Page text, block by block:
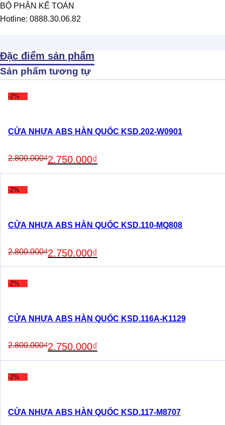
BỘ PHẬN KẾ TOÁN
Hotline: 0888.30.06.82
Đặc điểm sản phẩm
Sản phẩm tương tự
-2%
CỬA NHỰA ABS HÀN QUỐC KSD.202-W0901
2.800.000₫
price
was:
2.750.000₫
price
is:
-2%
CỬA NHỰA ABS HÀN QUỐC KSD.110-MQ808
2.800.000₫
price
was:
2.750.000₫
price
is:
-2%
CỬA NHỰA ABS HÀN QUỐC KSD.116A-K1129
2.800.000₫
price
was:
2.750.000₫
price
is:
-2%
CỬA NHỰA ABS HÀN QUỐC KSD.117-M8707